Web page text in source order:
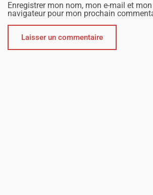
Enregistrer mon nom, mon e-mail et
navigateur pour mon prochain